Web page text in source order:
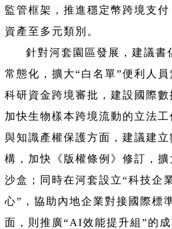
監管框架，推進穩定幣跨境支
資產至多元類別。
針對河套園區發展，建議書
常態化，擴大“白名單”便利人
科研資金跨境審批，建設國際
加快生物樣本跨境流動的立法
與知識產權保護方面，建議建
構，加快《版權條例》修訂，
沙盒；同時在河套設立“科技企
心”，協助內地企業對接國際標
面，則推廣“AI效能提升組”的